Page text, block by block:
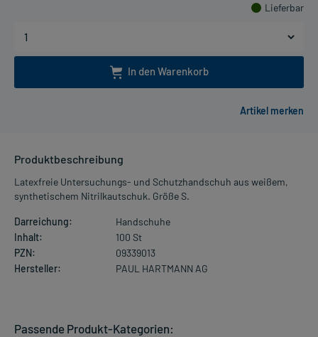
Lieferbar
In den Warenkorb
Produktbeschreibung
Latexfreie Untersuchungs- und Schutzhandschuh aus weißem,
synthetischem Nitrilkautschuk. Größe S.
Darreichung:
Handschuhe
Inhalt:
100 St
PZN:
09339013
Hersteller:
PAUL HARTMANN AG
Passende Produkt-Kategorien: